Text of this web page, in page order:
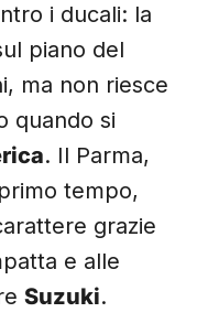
i ducali: la
piano del
ma non riesce
quando si
. Il Parma,
tempo,
grazie
e alle
Suzuki.